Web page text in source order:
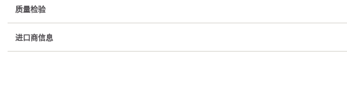
质量检验
进口商信息